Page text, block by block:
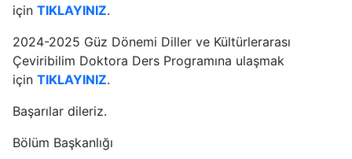
için TIKLAYINIZ.
2024-2025 Güz Dönemi Diller ve Kültürlerarası
Çeviribilim Doktora Ders Programına ulaşmak
için TIKLAYINIZ.
Başarılar dileriz.
Bölüm Başkanlığı